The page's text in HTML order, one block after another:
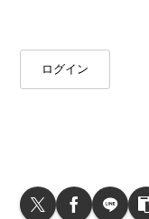
ログイン